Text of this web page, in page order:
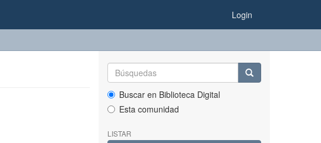
Login
Buscar en Biblioteca Digital
Esta comunidad
LISTAR